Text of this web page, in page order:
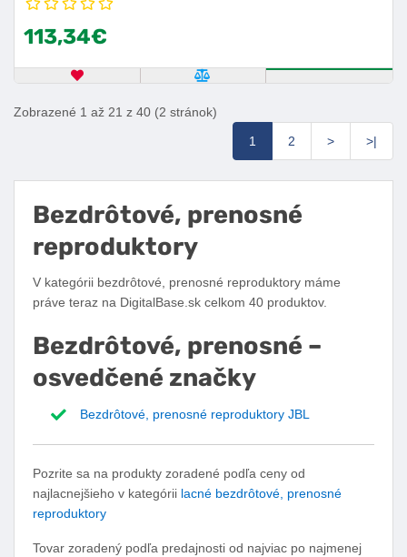
113,34€
OBĽÚBENÝ PRODUKT POROVNAŤ PRODUKT
Zobrazené 1 až 21 z 40 (2 stránok)
1
2 > >|
Bezdrôtové, prenosné
reproduktory
V kategórii bezdrôtové, prenosné reproduktory máme
práve teraz na DigitalBase.sk celkom 40 produktov.
Bezdrôtové, prenosné –
osvedčené značky
Bezdrôtové, prenosné reproduktory JBL
Pozrite sa na produkty zoradené podľa ceny od
najlacnejšieho v kategórii lacné bezdrôtové, prenosné
reproduktory
Tovar zoradený podľa predajnosti od najviac po najmenej